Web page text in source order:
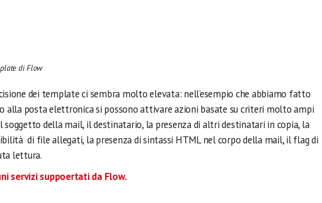
di Flow
dei template ci sembra molto elevata: nell’esempio che abbiamo fatto
alla posta elettronica si possono attivare azioni basate su criteri molto ampi
soggetto della mail, il destinatario, la presenza di altri destinatari in copia, la
di file allegati, la presenza di sintassi HTML nel corpo della mail, il flag di
lettura.